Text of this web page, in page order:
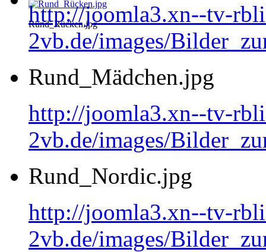
Rund_Rücken.jpg
http://joomla3.xn--tv-
2vb.de/images/
Rund_Mädchen.jpg
http://joomla3.xn--tv-
2vb.de/images/
Rund_Nordic.jpg
http://joomla3.xn--tv-
2vb.de/images/